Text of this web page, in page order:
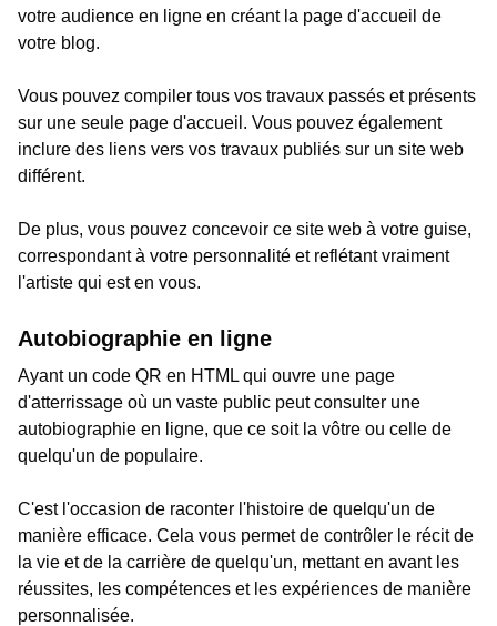
votre audience en ligne en créant la page d'accueil de
votre blog.
Vous pouvez compiler tous vos travaux passés et présents
sur une seule page d'accueil. Vous pouvez également
inclure des liens vers vos travaux publiés sur un site web
différent.
De plus, vous pouvez concevoir ce site web à votre guise,
correspondant à votre personnalité et reflétant vraiment
l'artiste qui est en vous.
Autobiographie en ligne
Ayant un code QR en HTML qui ouvre une page
d'atterrissage où un vaste public peut consulter une
autobiographie en ligne, que ce soit la vôtre ou celle de
quelqu'un de populaire.
C'est l'occasion de raconter l'histoire de quelqu'un de
manière efficace. Cela vous permet de contrôler le récit de
la vie et de la carrière de quelqu'un, mettant en avant les
réussites, les compétences et les expériences de manière
personnalisée.